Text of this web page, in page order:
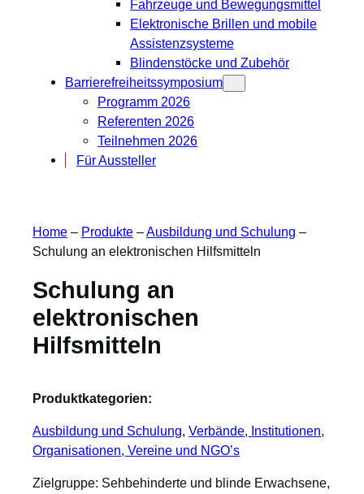
Fahrzeuge und Bewegungsmittel
Elektronische Brillen und mobile
Assistenzsysteme
Blindenstöcke und Zubehör
Barrierefreiheitssymposium
Programm 2026
Referenten 2026
Teilnehmen 2026
Für Aussteller
Home – Produkte –Ausbildung und Schulung –
Schulung an elektronischen Hilfsmitteln
Schulung an
elektronischen
Hilfsmitteln
Produktkategorien:
Ausbildung und Schulung, Verbände, Institutionen,
Organisationen, Vereine und NGO’s
Zielgruppe: Sehbehinderte und blinde Erwachsene,